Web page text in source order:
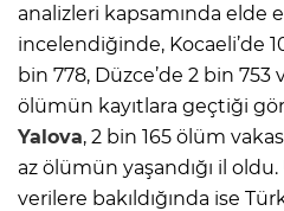
analizleri kapsamında elde
incelendiğinde, Kocaeli’de
bin 778, Düzce’de 2 bin 753
ölümün kayıtlara geçtiği
Yalova, 2 bin 165 ölüm
az ölümün yaşandığı il
verilere bakıldığında ise